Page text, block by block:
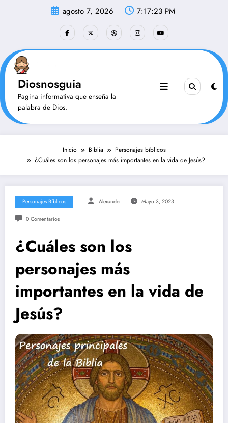
agosto 7, 2026 7:17:24 PM
Diosnosguia
Pagina informativa que enseña la
palabra de Dios.
Inicio Biblia
Personajes bíblicos
¿Cuáles son los personajes más importantes en la vida de Jesús?
Personajes Bíblicos Alexander Mayo 3, 2023
0 Comentarios
¿Cuáles son los
personajes más
importantes en la vida de
Jesús?